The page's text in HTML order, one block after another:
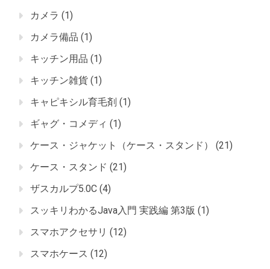
カメラ (1)
カメラ備品 (1)
キッチン用品 (1)
キッチン雑貨 (1)
キャピキシル育毛剤 (1)
ギャグ・コメディ (1)
ケース・ジャケット（ケース・スタンド）
(21)
ケース・スタンド (21)
ザスカルプ5.0C (4)
スッキリわかるJava入門 実践編 第3版 (1)
スマホアクセサリ (12)
スマホケース (12)